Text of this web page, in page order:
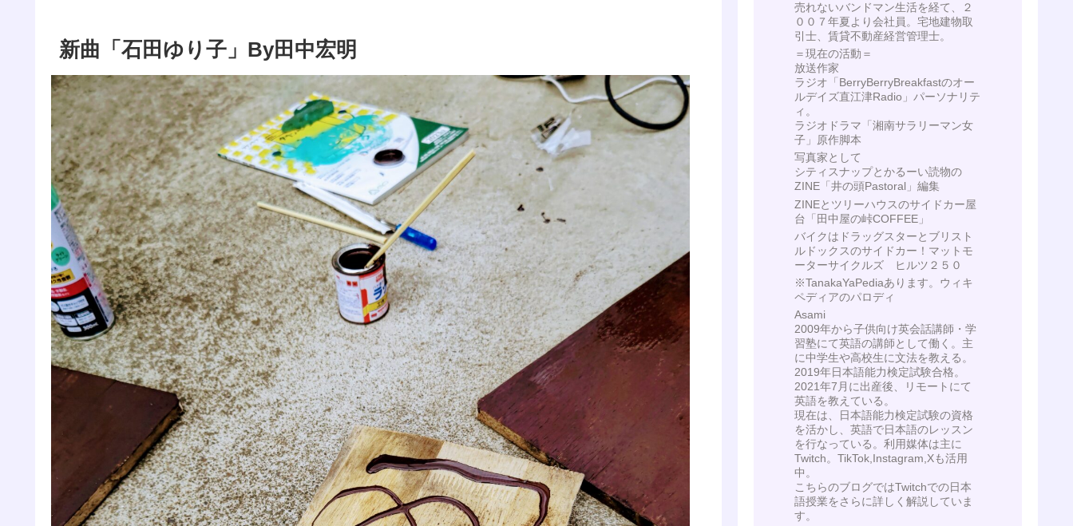
新曲「石田ゆり子」By田中宏明
売れないバンドマン生活を経て、２
００７年夏より会社員。宅地建物取
引士、賃貸不動産経営管理士。
＝現在の活動＝
放送作家
ラジオ「BerryBerryBreakfastのオー
ルデイズ直江津Radio」パーソナリテ
ィ。
ラジオドラマ「湘南サラリーマン女
子」原作脚本
写真家として
シティスナップとかるーい読物の
ZINE「井の頭Pastoral」編集
ZINEとツリーハウスのサイドカー屋
台「田中屋の峠COFFEE」
バイクはドラッグスターとブリスト
ルドックスのサイドカー！マットモ
ーターサイクルズ ヒルツ２５０
※TanakaYaPediaあります。ウィキ
ペディアのパロディ
Asami
2009年から子供向け英会話講師・学
習塾にて英語の講師として働く。主
に中学生や高校生に文法を教える。
2019年日本語能力検定試験合格。
2021年7月に出産後、リモートにて
英語を教えている。
現在は、日本語能力検定試験の資格
を活かし、英語で日本語のレッスン
を行なっている。利用媒体は主に
Twitch。TikTok,Instagram,Xも活用
中。
こちらのブログではTwitchでの日本
語授業をさらに詳しく解説していま
す。